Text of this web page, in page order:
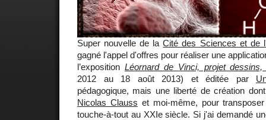
Super nouvelle de laCité des Sciences et de
gagné l'appel d'offres pour réaliser une
l’exposition Léornard de Vinci, projet dessins,
2012 au 18 août 2013) et éditée par
pédagogique, mais une liberté de création
Nicolas Clauss et moi-même, pour
touche-à-tout au XXIe siècle. Si j'ai demandé